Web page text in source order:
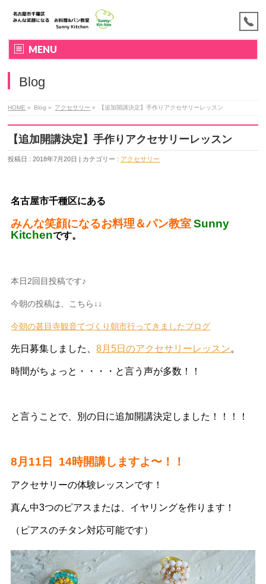
MENU
Blog
HOME » Blog » アクセサリー » 【追加開講決定】手作りアクセサリーレッスン
【追加開講決定】手作りアクセサリーレッスン
投稿日 : 2018年7月20日 | カテゴリー : アクセサリー
名古屋市千種区にある
みんな笑顔になるお料理＆パン教室 Sunny
Kitchenです。
本日2回目投稿です♪
今朝の投稿は、こちら↓↓
今朝の甚目寺観音てづくり朝市行ってきましたブログ
先日募集しました、8月5日のアクセサリーレッスン。
時間がちょっと・・・・と言う声が多数！！
と言うことで、別の日に追加開講決定しました！！！！
8月11日 14時開講しますよ〜！！
アクセサリーの体験レッスンです！
真ん中3つのピアスまたは、イヤリングを作ります！
（ピアスのチタン対応可能です）